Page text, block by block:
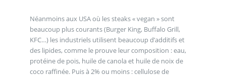
Néanmoins aux USA où les steaks « vegan » sont
beaucoup plus courants (Burger King, Buffalo Grill,
KFC…) les industriels utilisent beaucoup d’additifs et
des lipides, comme le prouve leur composition : eau,
protéine de pois, huile de canola et huile de noix de
coco raffinée. Puis à 2% ou moins : cellulose de